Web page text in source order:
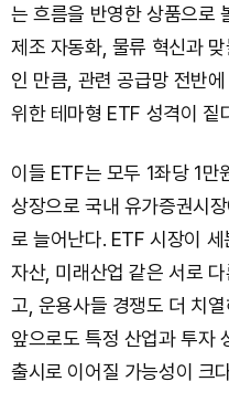
는 흐름을 반영한 상품으로
제조 자동화, 물류 혁신과
인 만큼, 관련 공급망 전반
위한 테마형 ETF 성격이 짙
이들 ETF는 모두 1좌당 1만
상장으로 국내 유가증권시
로 늘어난다. ETF 시장이
자산, 미래산업 같은 서로
고, 운용사들 경쟁도 더 치
앞으로도 특정 산업과 투자
출시로 이어질 가능성이 크